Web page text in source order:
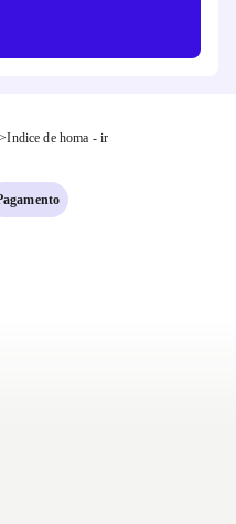
>Indice de homa - ir